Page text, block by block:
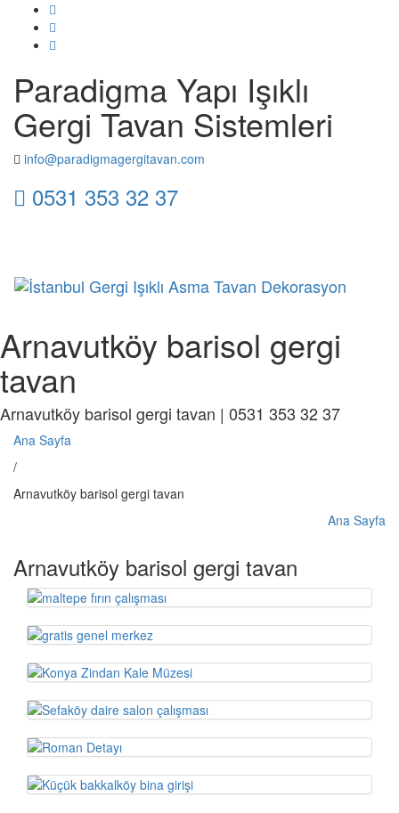
Paradigma Yapı Işıklı
Gergi Tavan Sistemleri
info@paradigmagergitavan.com
0531 353 32 37
Arnavutköy barisol gergi
tavan
Arnavutköy barisol gergi tavan | 0531 353 32 37
Ana Sayfa
/
Arnavutköy barisol gergi tavan
Ana Sayfa
Arnavutköy barisol gergi tavan